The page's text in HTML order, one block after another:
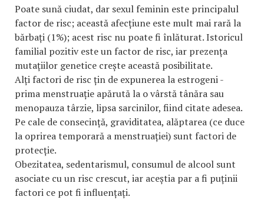
Poate sună ciudat, dar sexul feminin este principalul
factor de risc; această afecțiune este mult mai rară la
bărbați (1%); acest risc nu poate fi înlăturat. Istoricul
familial pozitiv este un factor de risc, iar prezența
mutațiilor genetice crește această posibilitate.
Alți factori de risc țin de expunerea la estrogeni -
prima menstruație apărută la o vârstă tânăra sau
menopauza târzie, lipsa sarcinilor, fiind citate adesea.
Pe cale de consecință, graviditatea, alăptarea (ce duce
la oprirea temporară a menstruației) sunt factori de
protecție.
Obezitatea, sedentarismul, consumul de alcool sunt
asociate cu un risc crescut, iar aceștia par a fi puținii
factori ce pot fi influențați.